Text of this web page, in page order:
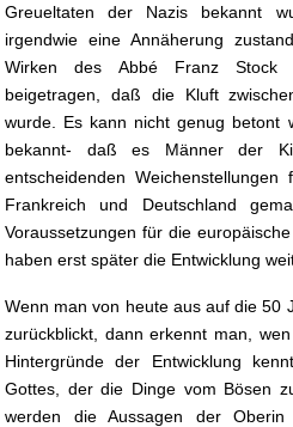
Greueltaten der Nazis bekannt
irgendwie eine Annäherung
Wirken des Abbé Franz Stock
beigetragen, daß die Kluft
wurde. Es kann nicht genug betont
bekannt- daß es Männer der
entscheidenden
Frankreich und Deutschland
Voraussetzungen für die
haben erst später die Entwicklung
Wenn man von heute aus auf die 50
zurückblickt, dann erkennt man,
Hintergründe der Entwicklung
Gottes, der die Dinge vom Bösen
werden die Aussagen der